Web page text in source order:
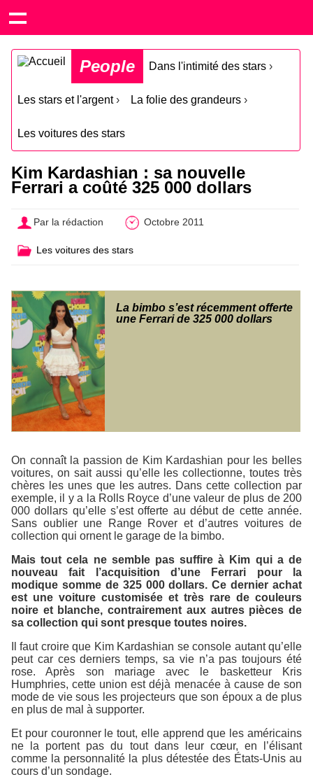
People Dans l'intimité des stars ›
Les stars et l'argent› La folie des grandeurs ›
Les voitures des stars
Kim Kardashian : sa nouvelle
Ferrari a coûté 325 000 dollars
Par la rédaction Octobre 2011
Les voitures des stars
La bimbo s’est récemment offerte
une Ferrari de 325 000 dollars
On connaît la passion de Kim Kardashian pour les belles
voitures, on sait aussi qu’elle les collectionne, toutes très
chères les unes que les autres. Dans cette collection par
exemple, il y a la Rolls Royce d’une valeur de plus de 200
000 dollars qu’elle s’est offerte au début de cette année.
Sans oublier une Range Rover et d’autres voitures de
collection qui ornent le garage de la bimbo.
Mais tout cela ne semble pas suffire à Kim qui a de
nouveau fait l’acquisition d’une Ferrari pour la
modique somme de 325 000 dollars. Ce dernier achat
est une voiture customisée et très rare de couleurs
noire et blanche, contrairement aux autres pièces de
sa collection qui sont presque toutes noires.
Il faut croire que Kim Kardashian se console autant qu’elle
peut car ces derniers temps, sa vie n’a pas toujours été
rose. Après son mariage avec le basketteur Kris
Humphries, cette union est déjà menacée à cause de son
mode de vie sous les projecteurs que son époux a de plus
en plus de mal à supporter.
Et pour couronner le tout, elle apprend que les américains
ne la portent pas du tout dans leur cœur, en l’élisant
comme la personnalité la plus détestée des États-Unis au
cours d’un sondage.